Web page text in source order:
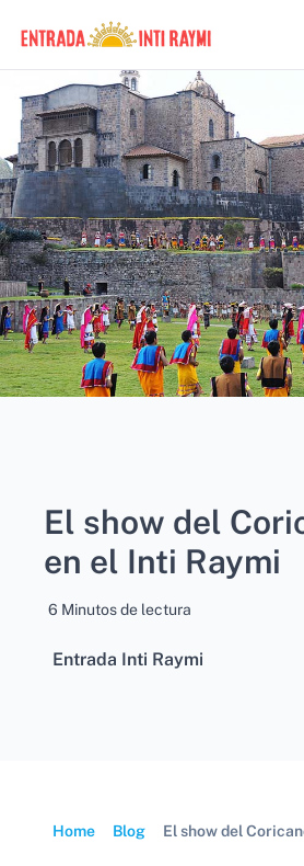
El show del
en el Inti Raymi
6 Minutos de lectura
Entrada Inti Raymi
Home Blog El show del